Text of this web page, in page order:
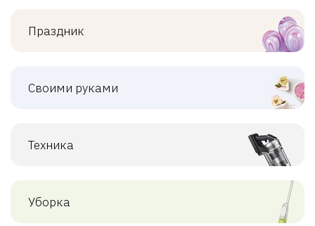
Праздник
Своими руками
Техника
Уборка